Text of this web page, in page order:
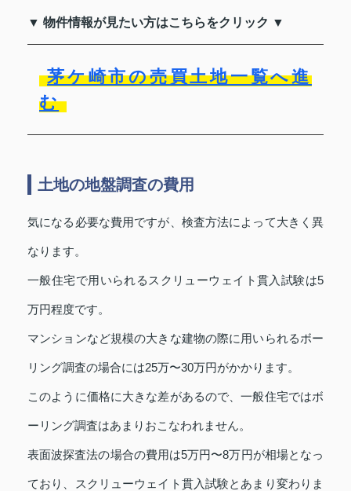
▼ 物件情報が見たい方はこちらをクリック ▼
茅ケ崎市の売買土地一覧へ進
む
土地の地盤調査の費用
気になる必要な費用ですが、検査方法によって大きく異
なります。
一般住宅で用いられるスクリューウェイト貫入試験は5
万円程度です。
マンションなど規模の大きな建物の際に用いられるボー
リング調査の場合には25万〜30万円がかかります。
このように価格に大きな差があるので、一般住宅ではボ
ーリング調査はあまりおこなわれません。
表面波探査法の場合の費用は5万円〜8万円が相場となっ
ており、スクリューウェイト貫入試験とあまり変わりま